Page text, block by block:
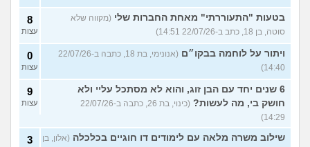
בטעות "התעוררתי" מאחת החברות שלי (מקווה שלא
סוטה, בן 18, כתב ב-22/07/26 14:51)
8
עצות
ויתור על לוחמה בבקו״ם
(אנונימי, בת 18, כתבה ב-22/07/26
14:40)
0
עצות
6 שנים יחד עם הבן זוג, והוא לא מסתכל עליי ולא
חושק בי, מה לעשות?
(כינוי, בת 26, כתבה ב-22/07/26
14:29)
9
עצות
שילוב משרה מלאה עם לימודים דו חוגיים בכלכלה (אלון, בן
3